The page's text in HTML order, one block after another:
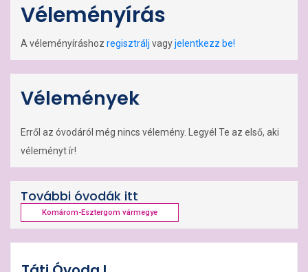
Véleményírás
A véleményíráshoz regisztrálj vagyjelentkezz be!
Vélemények
Erről az óvodáról még nincs vélemény. Legyél Te az első, aki
véleményt ír!
További óvodák itt
Komárom-Esztergom vármegye